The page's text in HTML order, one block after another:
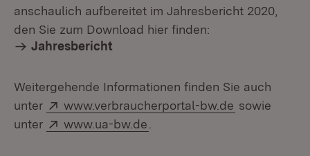
anschaulich aufbereitet im Jahresbericht 2020,
den Sie zum Download hier finden:
Jahresbericht
Weitergehende Informationen finden Sie auch
unter
Extern:
www.verbraucherportal-bw.de (Öffnet in
sowie
unter
Extern:
www.ua-bw.de